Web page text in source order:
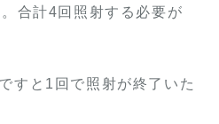
合計4回照射する必要が
すと1回で照射が終了いた